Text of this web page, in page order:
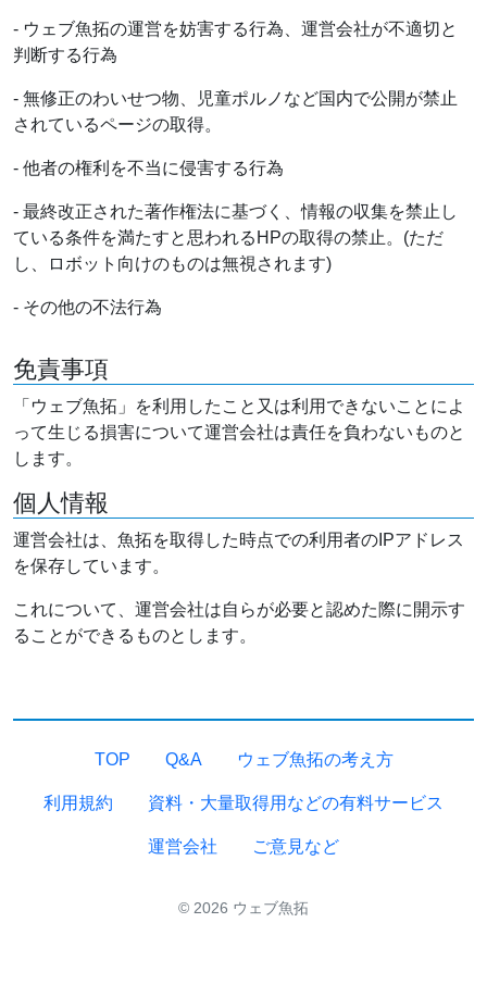
- ウェブ魚拓の運営を妨害する行為、運営会社が不適切と
判断する行為
- 無修正のわいせつ物、児童ポルノなど国内で公開が禁止
されているページの取得。
- 他者の権利を不当に侵害する行為
- 最終改正された著作権法に基づく、情報の収集を禁止し
ている条件を満たすと思われるHPの取得の禁止。(ただ
し、ロボット向けのものは無視されます)
- その他の不法行為
免責事項
「ウェブ魚拓」を利用したこと又は利用できないことによ
って生じる損害について運営会社は責任を負わないものと
します。
個人情報
運営会社は、魚拓を取得した時点での利用者のIPアドレス
を保存しています。
これについて、運営会社は自らが必要と認めた際に開示す
ることができるものとします。
TOP Q&A ウェブ魚拓の考え方
利用規約 資料・大量取得用などの有料サービス
運営会社 ご意見など
© 2026 ウェブ魚拓